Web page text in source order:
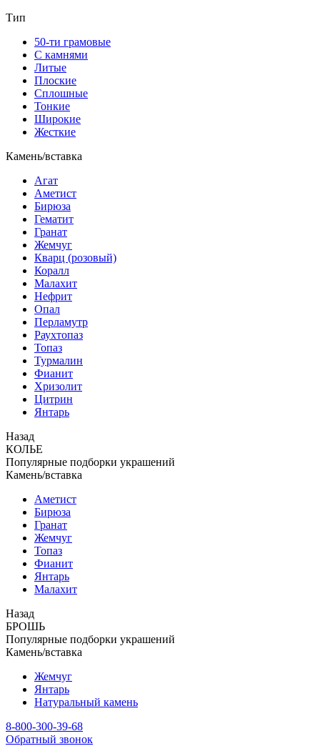
Тип
50-ти грамовые
С камнями
Литые
Плоские
Сплошные
Тонкие
Широкие
Жесткие
Камень/вставка
Агат
Аметист
Бирюза
Гематит
Гранат
Жемчуг
Кварц (розовый)
Коралл
Малахит
Нефрит
Опал
Перламутр
Раухтопаз
Топаз
Турмалин
Фианит
Хризолит
Цитрин
Янтарь
Назад
КОЛЬЕ
Популярные подборки украшений
Камень/вставка
Аметист
Бирюза
Гранат
Жемчуг
Топаз
Фианит
Янтарь
Малахит
Назад
БРОШЬ
Популярные подборки украшений
Камень/вставка
Жемчуг
Янтарь
Натуральный камень
8-800-300-39-68
Обратный звонок